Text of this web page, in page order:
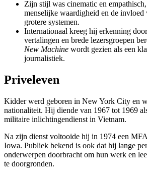
Zijn stijl was cinematic en
menselijke waardigheid en de
grotere systemen.
Internationaal kreeg hij erkenning
vertalingen en brede lezersgroepen
New Machine wordt gezien als een
journalistiek.
Priveleven
Kidder werd geboren in New York City en
nationaliteit. Hij diende van 1967 tot 1969
militaire inlichtingendienst in Vietnam.
Na zijn dienst voltooide hij in 1974 een
Iowa. Publiek bekend is ook dat hij lange
onderwerpen doorbracht om hun werk en
te doorgronden.